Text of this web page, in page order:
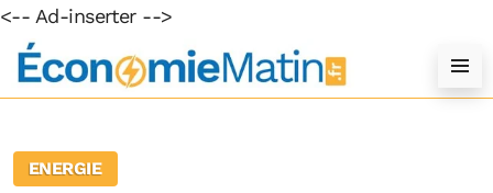
<-- Ad-inserter -->
ENERGIE